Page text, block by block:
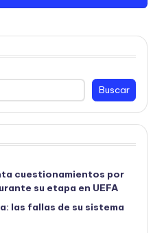
Buscar
cuestionamientos por
su etapa en UEFA
las fallas de su sistema